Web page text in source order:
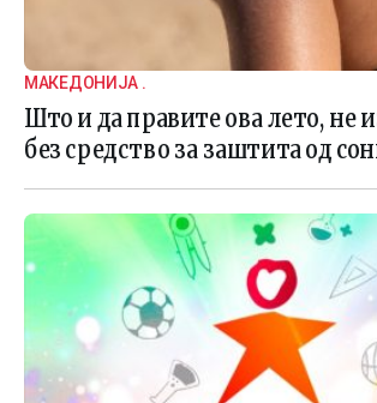
МАКЕДОНИЈА .
Што и да правите ова лето, не
без средство за заштита од